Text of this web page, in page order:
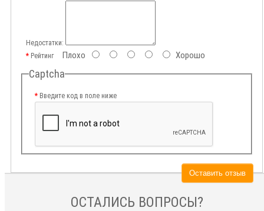
Недостатки:
РейтингПлохо Хорошо
Captcha
Введите код в поле ниже
Оставить отзыв
ОСТАЛИСЬ ВОПРОСЫ?